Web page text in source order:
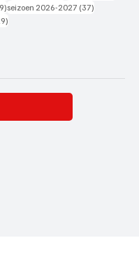
39 posts
seizoen 2026-2027 (37)